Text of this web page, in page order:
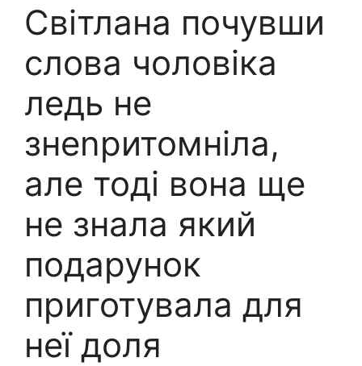
Світлана почувши
слова чоловіка
ледь не
знеnритомніла,
але тоді вона ще
не знала який
подарунок
приготувала для
неї доля